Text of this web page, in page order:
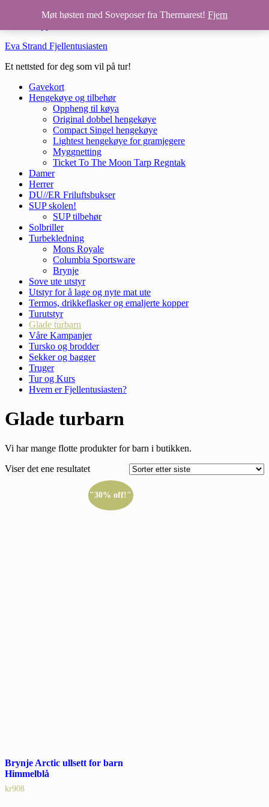
Hopp til hovedinnhold
Eva Strand Fjellentusiasten
Et nettsted for deg som vil på tur!
Gavekort
Hengekøye og tilbehør
Oppheng til køya
Original dobbel hengekøye
Compact Singel hengekøye
Lightest hengekøye for gramjegere
Myggnetting
Ticket To The Moon Tarp Regntak
Damer
Herrer
DU//ER Friluftsbukser
SUP skolen!
SUP tilbehør
Solbriller
Turbekledning
Mons Royale
Columbia Sportsware
Brynje
Sove ute utstyr
Utstyr for å lage og nyte mat ute
Termos, drikkeflasker og emaljerte kopper
Turutstyr
Glade turbarn
Våre Kampanjer
Tursko og brodder
Sekker og bagger
Truger
Tur og Kurs
Hvem er Fjellentusiasten?
Glade turbarn
Vi har mange flotte produkter for barn i butikken.
Viser det ene resultatet
"30% off!"
Brynje Arctic ullsett for barn
Himmelblå
kr908
Møt høsten med Soveposer fra Thermarest! Fjern